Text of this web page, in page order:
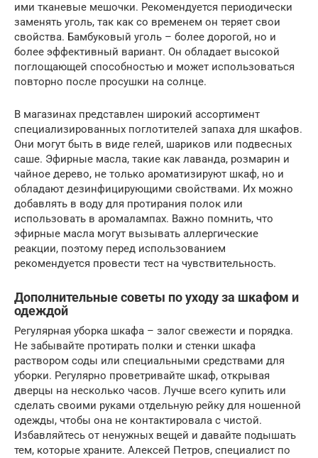
ими тканевые мешочки. Рекомендуется периодически
заменять уголь, так как со временем он теряет свои
свойства. Бамбуковый уголь – более дорогой, но и
более эффективный вариант. Он обладает высокой
поглощающей способностью и может использоваться
повторно после просушки на солнце.
В магазинах представлен широкий ассортимент
специализированных поглотителей запаха для шкафов.
Они могут быть в виде гелей, шариков или подвесных
саше. Эфирные масла, такие как лаванда, розмарин и
чайное дерево, не только ароматизируют шкаф, но и
обладают дезинфицирующими свойствами. Их можно
добавлять в воду для протирания полок или
использовать в аромалампах. Важно помнить, что
эфирные масла могут вызывать аллергические
реакции, поэтому перед использованием
рекомендуется провести тест на чувствительность.
Дополнительные советы по уходу за шкафом и
одеждой
Регулярная уборка шкафа – залог свежести и порядка.
Не забывайте протирать полки и стенки шкафа
раствором соды или специальными средствами для
уборки. Регулярно проветривайте шкаф, открывая
дверцы на несколько часов. Лучше всего купить или
сделать своими руками отдельную рейку для ношенной
одежды, чтобы она не контактировала с чистой.
Избавляйтесь от ненужных вещей и давайте подышать
тем, которые храните. Алексей Петров, специалист по